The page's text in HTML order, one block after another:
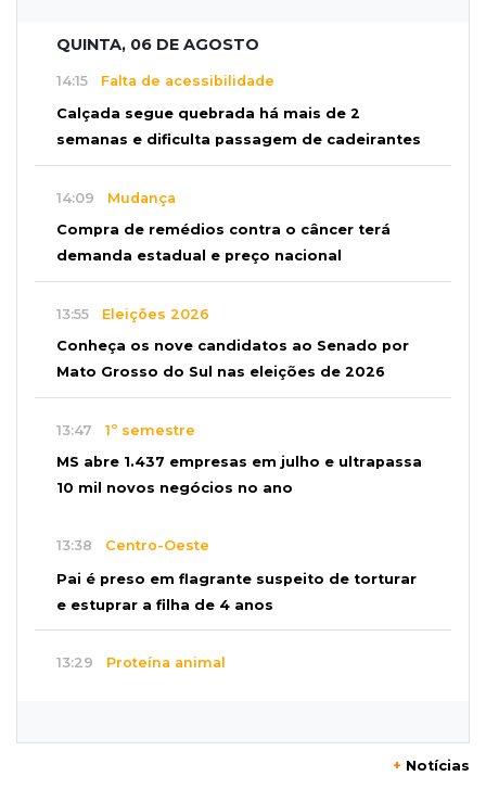
QUINTA, 06 DE AGOSTO
14:15 Falta de acessibilidade
Calçada segue quebrada há mais de 2
semanas e dificulta passagem de cadeirantes
14:09 Mudança
Compra de remédios contra o câncer terá
demanda estadual e preço nacional
13:55 Eleições 2026
Conheça os nove candidatos ao Senado por
Mato Grosso do Sul nas eleições de 2026
13:47 1º semestre
MS abre 1.437 empresas em julho e ultrapassa
10 mil novos negócios no ano
13:38 Centro-Oeste
Pai é preso em flagrante suspeito de torturar
e estuprar a filha de 4 anos
13:29 Proteína animal
+ Notícias